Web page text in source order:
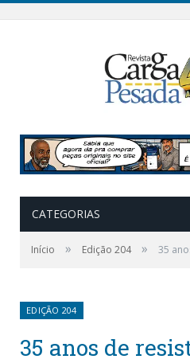
CATEGORIAS
Início » Edição 204 » 35
EDIÇÃO 204
35 anos de